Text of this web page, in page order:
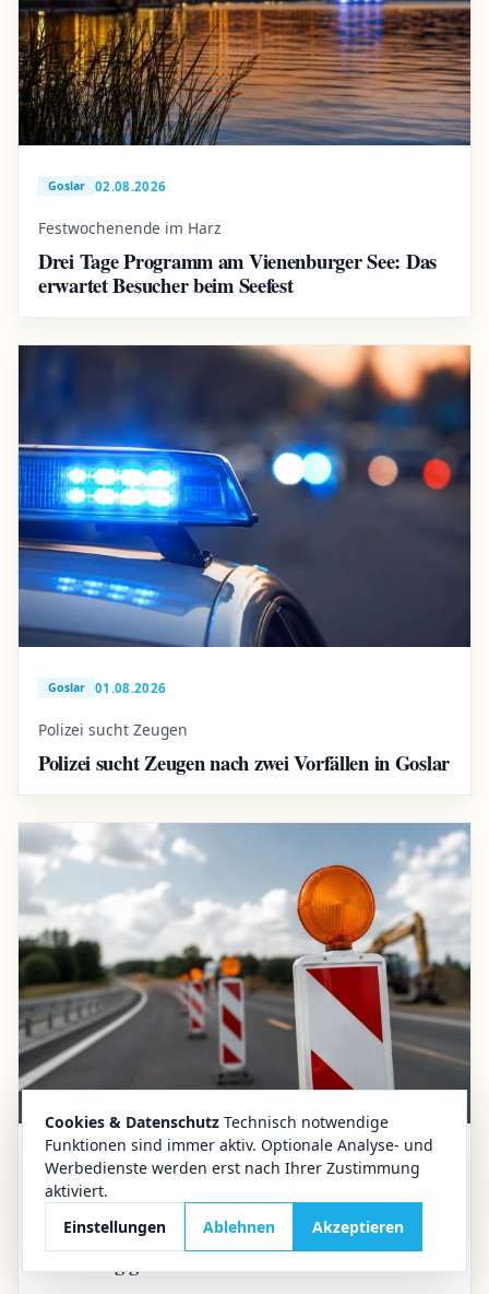
Cookies & Datenschutz Technisch notwendige
Funktionen sind immer aktiv. Optionale Analyse- und
Werbedienste werden erst nach Ihrer Zustimmung
aktiviert.
Einstellungen
Ablehnen Akzeptieren
Goslar 02.08.2026
Festwochenende im Harz
Drei Tage Programm am Vienenburger See: Das
erwartet Besucher beim Seefest
Goslar 01.08.2026
Polizei sucht Zeugen
Polizei sucht Zeugen nach zwei Vorfällen in Goslar
Goslar 01.08.2026
Verkehr im Oberharz
B 241 bei Goslar drei Wochen dicht: Diese
Umleitung gilt im Oberharz